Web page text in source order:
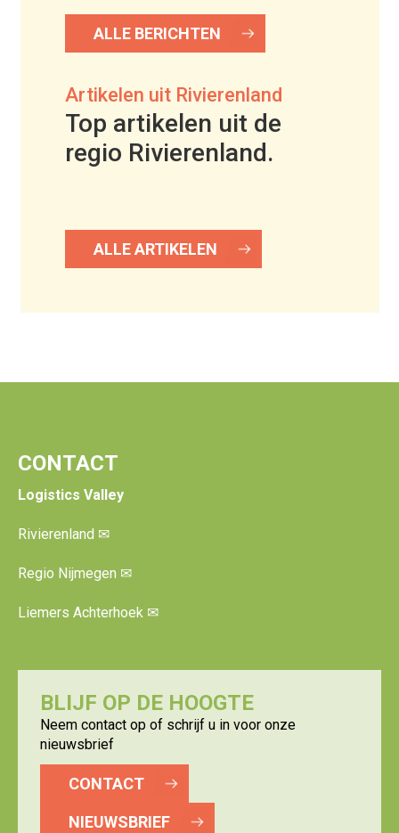
ALLE BERICHTEN
Artikelen uit Rivierenland
Top artikelen uit de
regio Rivierenland.
ALLE ARTIKELEN
CONTACT
Logistics Valley
Rivierenland ✉
Regio Nijmegen ✉
Liemers Achterhoek ✉
BLIJF OP DE HOOGTE
Neem contact op of schrijf u in voor onze
nieuwsbrief
CONTACT
NIEUWSBRIEF